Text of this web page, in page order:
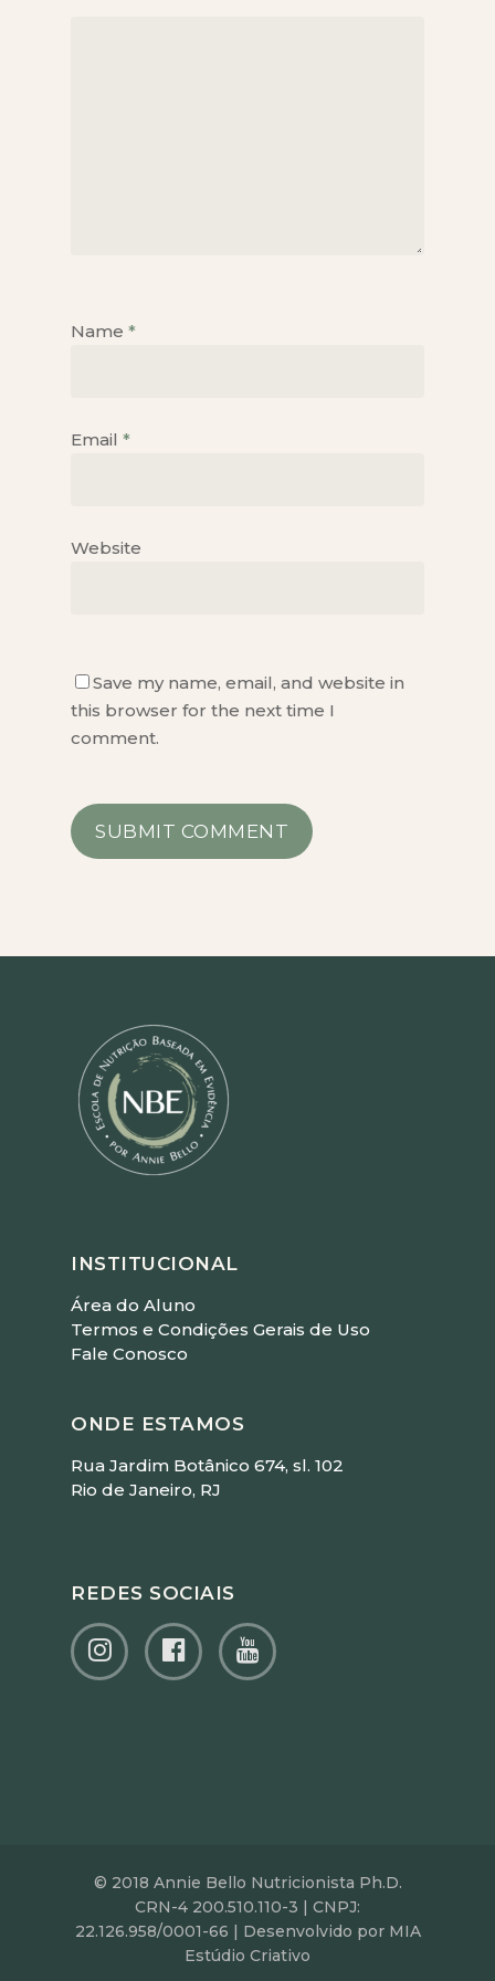
Name *
Email *
Website
Save my name, email, and website in
this browser for the next time I
comment.
INSTITUCIONAL
Área do Aluno
Termos e Condições Gerais de Uso
Fale Conosco
ONDE ESTAMOS
Rua Jardim Botânico 674, sl. 102
Rio de Janeiro, RJ
REDES SOCIAIS
© 2018 Annie Bello Nutricionista Ph.D.
CRN-4 200.510.110-3 | CNPJ:
22.126.958/0001-66 | Desenvolvido por MIA
Estúdio Criativo